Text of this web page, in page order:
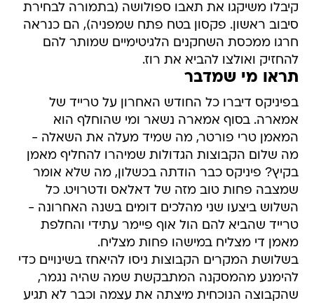
קיבלו משיקגו את תאבו ספולושה (בתמורה לבחירת
סיבוב ראשון. פקסון בטח פתח שמפניה), הם כנראה
חרגו ממכסת השחקנים הלגיטימיים שמותר להם
להחזיק ואולצו להביא את רוז.
תראו מי שמדבר
בפיניקס דיברו כל החודש האחרון על טרייד של
אמארה. בסוף אמארה נשאר ומי שהוחלף הוא
המאמן טרי פורטר, מה שמיד מעלה את השאלה -
מה שלום הקבוצות הגדולות שמיהרו להחליף מאמן
בקיץ? פיניקס כבר הודתה בכשלון, מה שלא אומר
שמצבה פחות טוב מזה של דאלאס ודטרויט. כל
השלוש ביצעו שני מהלכים דומים בשנה האחרונה -
טרייד שהביא להם הול אוף פיימר עתידי והחלפת
מאמן די מצליח במישהו פחות מצליח.
בשלושת המקרים הקבוצות ניסו להיאחז בשינויים כדי
להימנע מהמסקנה המתבקשת שמה שהיה נגמר,
שהקבוצה הנוכחית מיצתה את עצמה וכבר לא תגיע